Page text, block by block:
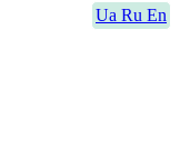
Ua Ru En